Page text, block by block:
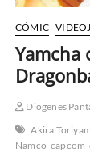
CÓMIC
Yamcha
Diógenes
Akira
Namco capcom